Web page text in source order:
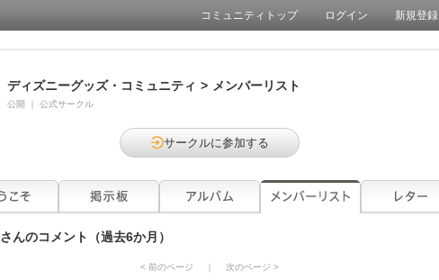
コミュニティトップ ログイン 新規登録
ディズニーグッズ・コミュニティ > メンバーリスト
公開 公式サークル
サークルに参加する
さんのコメント（過去6か月）
< 前のページ 次のページ >